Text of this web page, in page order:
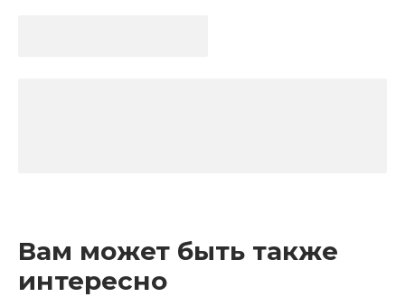
Вам может быть также
интересно